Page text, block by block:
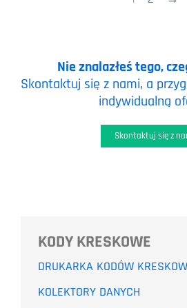
Nie znalazłeś tego,
Skontaktuj się z nami, a
indywidualną
Skontaktuj się z
KODY KRESKOWE
DRUKARKA KODÓW
KOLEKTORY DANYCH